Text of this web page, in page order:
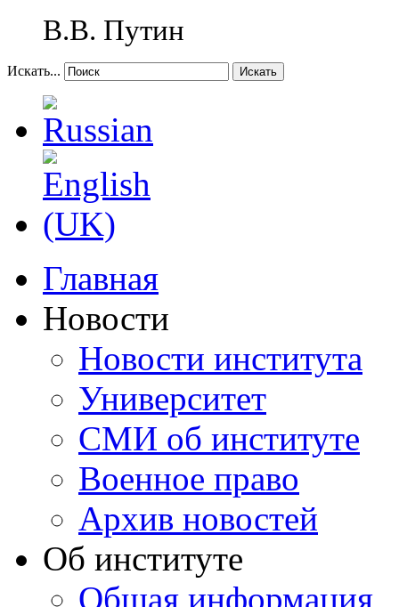
В.В. Путин
Искать... Искать
Главная
Новости
Новости института
Университет
СМИ об институте
Военное право
Архив новостей
Об институте
Общая информация